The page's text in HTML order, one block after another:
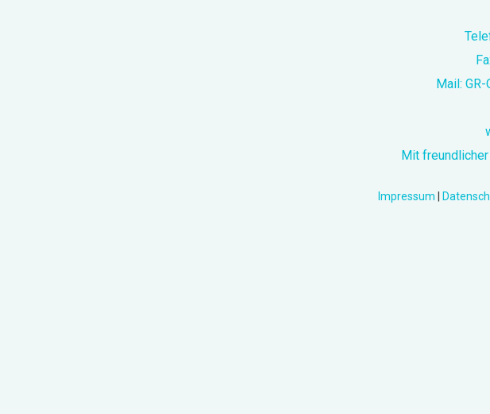
Mail:
Mit
Impressum